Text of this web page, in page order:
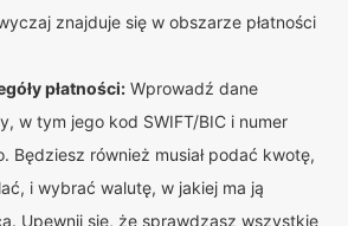
znajduje się w obszarze płatności
płatności: Wprowadź dane
w tym jego kod SWIFT/BIC i numer
Będziesz również musiał podać kwotę,
i wybrać walutę, w jakiej ma ją
Upewnij się, że sprawdzasz wszystkie